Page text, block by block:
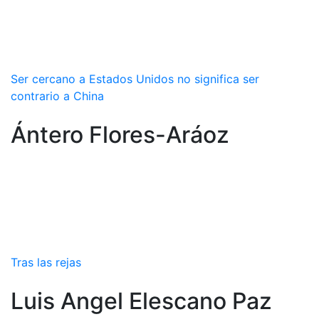
Ser cercano a Estados Unidos no significa ser
contrario a China
Ántero Flores-Aráoz
Tras las rejas
Luis Angel Elescano Paz